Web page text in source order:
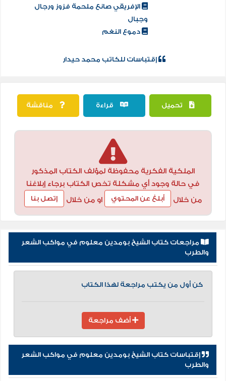
الإفريقي صانع ملحمة فزوز ورجال
وجبال
دموع النغم
إقتباسات للكاتب محمد حيدار
تحميل قراءة مناقشة
الملكية الفكرية محفوظة لمؤلف الكتاب المذكور
في حالة وجود أي مشكلة تخص الكتاب برجاء إبلاغنا
من خلال
أبلغ عن المحتوي او من خلال إتصل بنا
مراجعات كتاب الشيخ بومدين معلوم في مواكب الشعر
والطرب
كن أول من يكتب مراجعة لهذا الكتاب
أضف مراجعة
إقتباسات كتاب الشيخ بومدين معلوم في مواكب الشعر
والطرب